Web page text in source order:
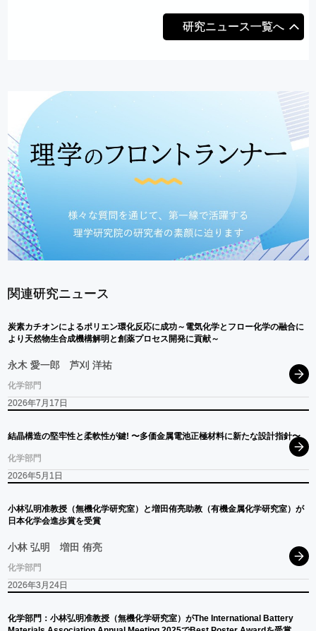
研究ニュース一覧へ
関連研究ニュース
炭素カチオンによるポリエン環化反応に成功～ 電気化学と フロー化学の融合に
より 天然物生合成機構解明と創薬プロセス 開発に貢献～
永木 愛一郎 芦刈 洋祐
化学部門
2026年7月17日
結晶構造の堅牢性と柔軟性が鍵! 〜多価金属電池正極材料に新たな設計指針〜
化学部門
2026年5月1日
小林弘明准教授（無機化学研究室） と増田侑亮助教（有機金属化学研究室） が
日本化学会進歩賞を受賞
小林 弘明 増田 侑亮
化学部門
2026年3月24日
化学部門： 小林弘明准教授（無機化学研究室） がThe International Battery